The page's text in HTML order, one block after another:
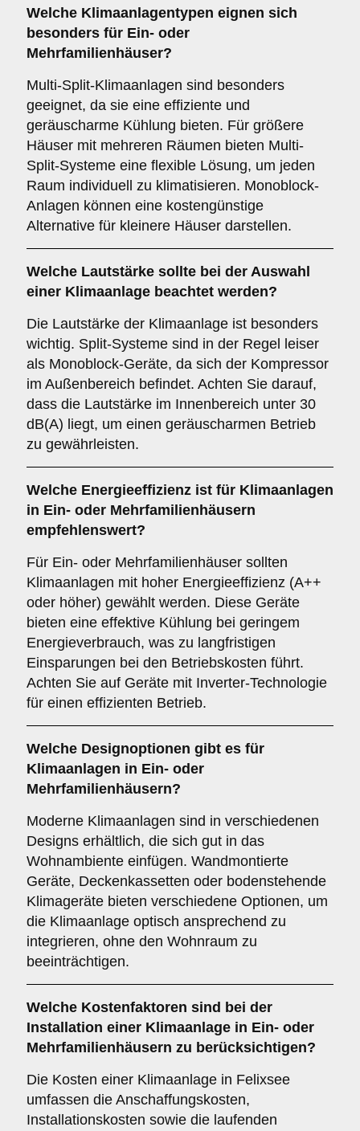
Welche Klimaanlagentypen eignen sich
besonders für Ein- oder
Mehrfamilienhäuser?
Multi-Split-Klimaanlagen sind besonders
geeignet, da sie eine effiziente und
geräuscharme Kühlung bieten. Für größere
Häuser mit mehreren Räumen bieten Multi-
Split-Systeme eine flexible Lösung, um jeden
Raum individuell zu klimatisieren. Monoblock-
Anlagen können eine kostengünstige
Alternative für kleinere Häuser darstellen.
Welche Lautstärke sollte bei der Auswahl
einer Klimaanlage beachtet werden?
Die Lautstärke der Klimaanlage ist besonders
wichtig. Split-Systeme sind in der Regel leiser
als Monoblock-Geräte, da sich der Kompressor
im Außenbereich befindet. Achten Sie darauf,
dass die Lautstärke im Innenbereich unter 30
dB(A) liegt, um einen geräuscharmen Betrieb
zu gewährleisten.
Welche Energieeffizienz ist für Klimaanlagen
in Ein- oder Mehrfamilienhäusern
empfehlenswert?
Für Ein- oder Mehrfamilienhäuser sollten
Klimaanlagen mit hoher Energieeffizienz (A++
oder höher) gewählt werden. Diese Geräte
bieten eine effektive Kühlung bei geringem
Energieverbrauch, was zu langfristigen
Einsparungen bei den Betriebskosten führt.
Achten Sie auf Geräte mit Inverter-Technologie
für einen effizienten Betrieb.
Welche Designoptionen gibt es für
Klimaanlagen in Ein- oder
Mehrfamilienhäusern?
Moderne Klimaanlagen sind in verschiedenen
Designs erhältlich, die sich gut in das
Wohnambiente einfügen. Wandmontierte
Geräte, Deckenkassetten oder bodenstehende
Klimageräte bieten verschiedene Optionen, um
die Klimaanlage optisch ansprechend zu
integrieren, ohne den Wohnraum zu
beeinträchtigen.
Welche Kostenfaktoren sind bei der
Installation einer Klimaanlage in Ein- oder
Mehrfamilienhäusern zu berücksichtigen?
Die Kosten einer Klimaanlage in Felixsee
umfassen die Anschaffungskosten,
Installationskosten sowie die laufenden